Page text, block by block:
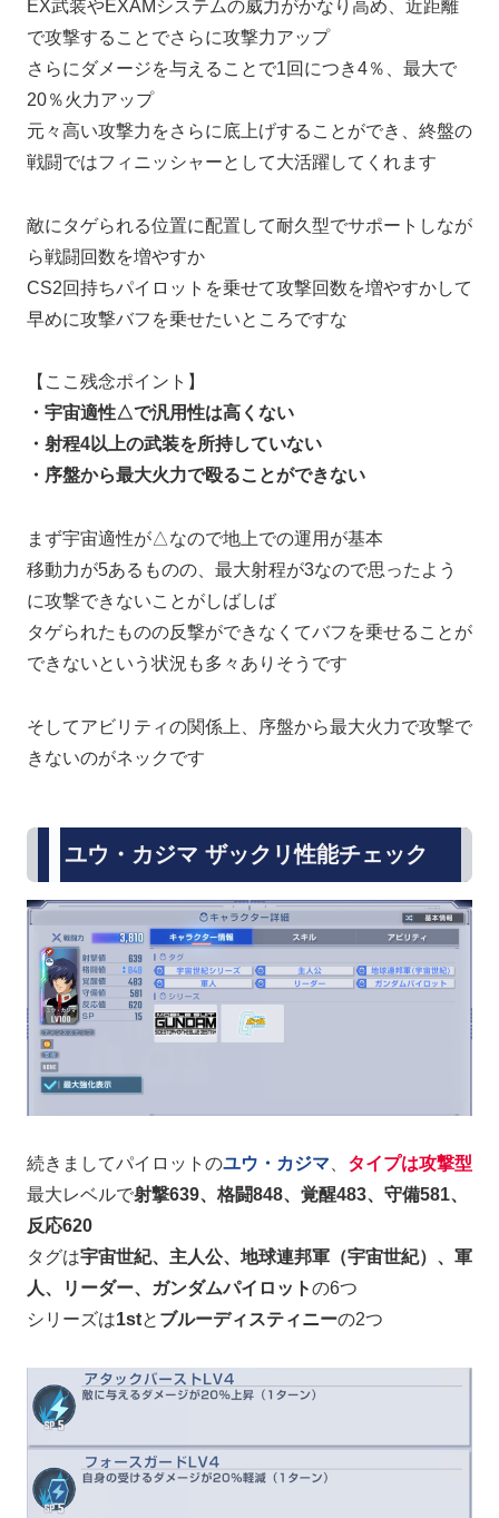
EX武装やEXAMシステムの威力がかなり高め、近距離
で攻撃することでさらに攻撃力アップ
さらにダメージを与えることで1回につき4％、最大で
20％火力アップ
元々高い攻撃力をさらに底上げすることができ、終盤の
戦闘ではフィニッシャーとして大活躍してくれます
敵にタゲられる位置に配置して耐久型でサポートしなが
ら戦闘回数を増やすか
CS2回持ちパイロットを乗せて攻撃回数を増やすかして
早めに攻撃バフを乗せたいところですな
【ここ残念ポイント】
・宇宙適性△で汎用性は高くない
・射程4以上の武装を所持していない
・序盤から最大火力で殴ることができない
まず宇宙適性が△なので地上での運用が基本
移動力が5あるものの、最大射程が3なので思ったよう
に攻撃できないことがしばしば
タゲられたものの反撃ができなくてバフを乗せることが
できないという状況も多々ありそうです
そしてアビリティの関係上、序盤から最大火力で攻撃で
きないのがネックです
ユウ・カジマ ザックリ性能チェック
続きましてパイロットのユウ・カジマ
タイプは攻撃型
最大レベルで射撃639、格闘848、覚醒483、守備581、
反応620
タグは宇宙世紀、主人公、地球連邦軍（宇宙世紀）、軍
人、リーダー、ガンダムパイロットの6つ
シリーズは1stと ブルーディスティニーの2つ